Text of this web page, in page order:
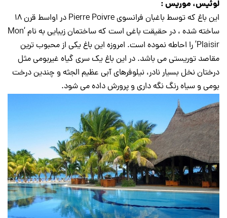
لوئیس، موریس :
این باغ که توسط باغبان فرانسوی Pierre Poivre در اواسط قرن ۱۸
ساخته شده ، در حقیقت باغی است که ساختمان زیبایی به نام ‘Mon
Plaisir’ را احاطه نموده است. امروزه این باغ یکی از محبوب ترین
مقاصد توریستی می باشد. در این باغ یک سری گیاه غیربومی مثل
درختان نخل بسیار نادر، نیلوفرهای آبی عظیم الجثه و چندین درخت
بومی و سیاه رنگ نگه داری و پرورش داده می شود.